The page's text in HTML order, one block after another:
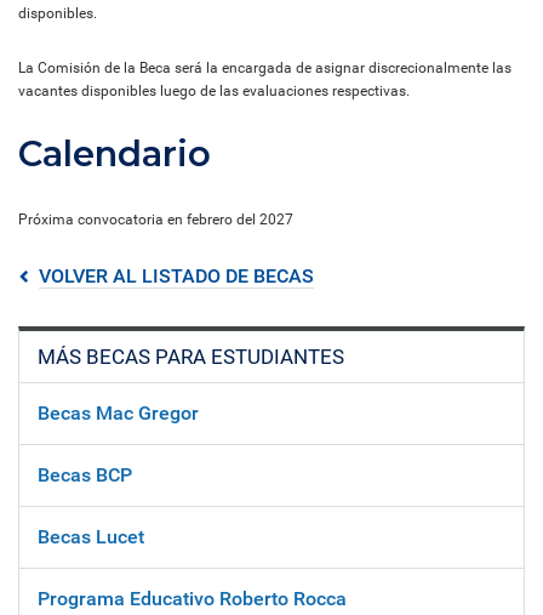
disponibles.
La Comisión de la Beca será la encargada de asignar discrecionalmente las
vacantes disponibles luego de las evaluaciones respectivas.
Calendario
Próxima convocatoria en febrero del 2027
VOLVER AL LISTADO DE BECAS
MÁS BECAS PARA ESTUDIANTES
Becas Mac Gregor
Becas BCP
Becas Lucet
Programa Educativo Roberto Rocca